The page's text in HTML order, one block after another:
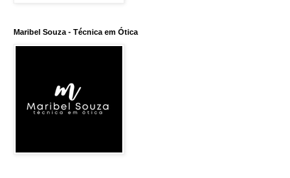
Maribel Souza - Técnica em Ótica